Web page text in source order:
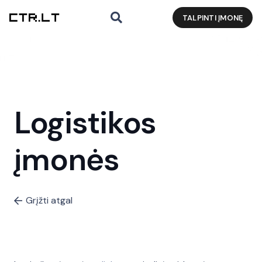
TALPINTI ĮMONĘ
Logistikos
įmonės
Grįžti atgal